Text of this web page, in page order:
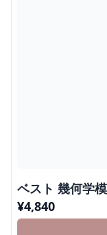
ベスト 幾何学
¥4,840